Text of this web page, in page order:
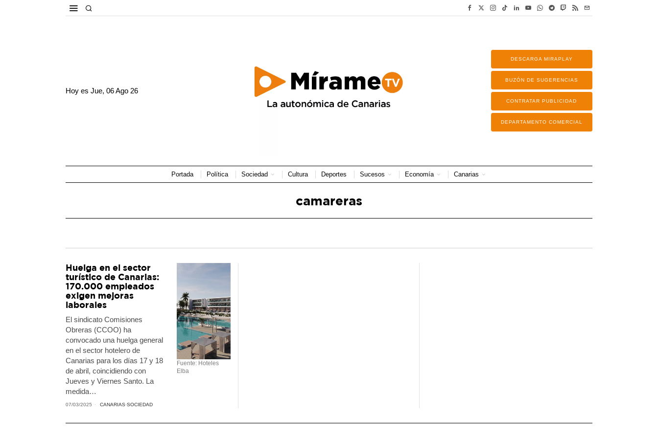
Hoy esJue, 06 Ago 26
DESCARGA MIRAPLAY
BUZÓN DE SUGERENCIAS
CONTRATAR PUBLICIDAD
DEPARTAMENTO COMERCIAL
Portada Política Sociedad Cultura Deportes Sucesos Economía Canarias
camareras
Fuente: Hoteles
Elba
Huelga en el sector
turístico de Canarias:
170.000 empleados
exigen mejoras
laborales
El sindicato Comisiones
Obreras (CCOO) ha
convocado una huelga general
en el sector hotelero de
Canarias para los días 17 y 18
de abril, coincidiendo con
Jueves y Viernes Santo. La
medida…
07/03/2025 CANARIAS·SOCIEDAD